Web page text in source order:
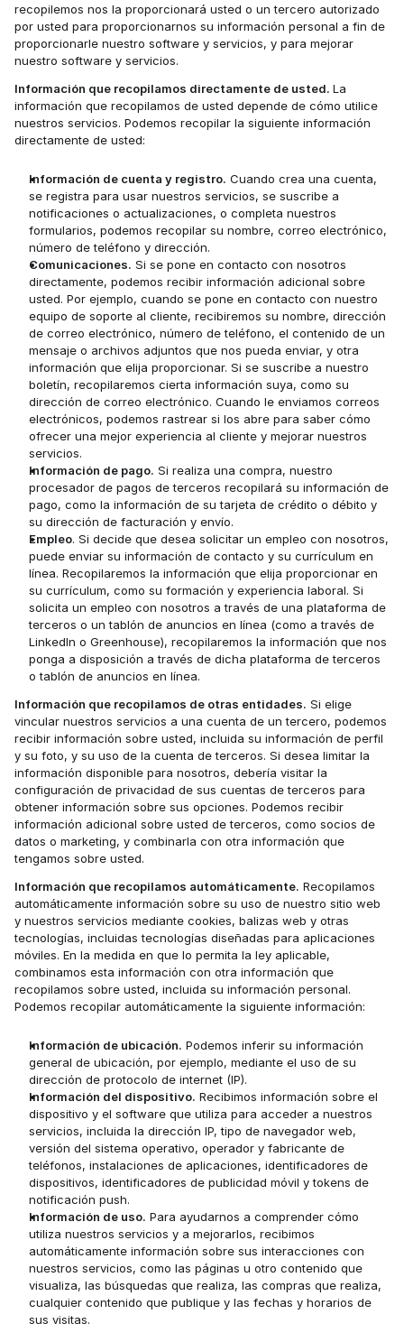
recopilemos nos la proporcionará usted o un tercero autorizado
por usted para proporcionarnos su información personal a fin de
proporcionarle nuestro software y servicios, y para mejorar
nuestro software y servicios.‍
Información que recopilamos directamente de usted. La
información que recopilamos de usted depende de cómo utilice
nuestros servicios. Podemos recopilar la siguiente información
directamente de usted: ‍
Información de cuenta y registro. Cuando crea una cuenta,
se registra para usar nuestros servicios, se suscribe a
notificaciones o actualizaciones, o completa nuestros
formularios, podemos recopilar su nombre, correo electrónico,
número de teléfono y dirección.
Comunicaciones. Si se pone en contacto con nosotros
directamente, podemos recibir información adicional sobre
usted. Por ejemplo, cuando se pone en contacto con nuestro
equipo de soporte al cliente, recibiremos su nombre, dirección
de correo electrónico, número de teléfono, el contenido de un
mensaje o archivos adjuntos que nos pueda enviar, y otra
información que elija proporcionar. Si se suscribe a nuestro
boletín, recopilaremos cierta información suya, como su
dirección de correo electrónico. Cuando le enviamos correos
electrónicos, podemos rastrear si los abre para saber cómo
ofrecer una mejor experiencia al cliente y mejorar nuestros
servicios.
Información de pago. Si realiza una compra, nuestro
procesador de pagos de terceros recopilará su información de
pago, como la información de su tarjeta de crédito o débito y
su dirección de facturación y envío.
Empleo. Si decide que desea solicitar un empleo con nosotros,
puede enviar su información de contacto y su currículum en
línea. Recopilaremos la información que elija proporcionar en
su currículum, como su formación y experiencia laboral. Si
solicita un empleo con nosotros a través de una plataforma de
terceros o un tablón de anuncios en línea (como a través de
LinkedIn o Greenhouse), recopilaremos la información que nos
ponga a disposición a través de dicha plataforma de terceros
o tablón de anuncios en línea.
Información que recopilamos de otras entidades. Si elige
vincular nuestros servicios a una cuenta de un tercero, podemos
recibir información sobre usted, incluida su información de perfil
y su foto, y su uso de la cuenta de terceros. Si desea limitar la
información disponible para nosotros, debería visitar la
configuración de privacidad de sus cuentas de terceros para
obtener información sobre sus opciones. Podemos recibir
información adicional sobre usted de terceros, como socios de
datos o marketing, y combinarla con otra información que
tengamos sobre usted.
Información que recopilamos automáticamente. Recopilamos
automáticamente información sobre su uso de nuestro sitio web
y nuestros servicios mediante cookies, balizas web y otras
tecnologías, incluidas tecnologías diseñadas para aplicaciones
móviles. En la medida en que lo permita la ley aplicable,
combinamos esta información con otra información que
recopilamos sobre usted, incluida su información personal.
Podemos recopilar automáticamente la siguiente información:
Información de ubicación. Podemos inferir su información
general de ubicación, por ejemplo, mediante el uso de su
dirección de protocolo de internet (IP).
Información del dispositivo. Recibimos información sobre el
dispositivo y el software que utiliza para acceder a nuestros
servicios, incluida la dirección IP, tipo de navegador web,
versión del sistema operativo, operador y fabricante de
teléfonos, instalaciones de aplicaciones, identificadores de
dispositivos, identificadores de publicidad móvil y tokens de
notificación push.
Información de uso. Para ayudarnos a comprender cómo
utiliza nuestros servicios y a mejorarlos, recibimos
automáticamente información sobre sus interacciones con
nuestros servicios, como las páginas u otro contenido que
visualiza, las búsquedas que realiza, las compras que realiza,
cualquier contenido que publique y las fechas y horarios de
sus visitas.